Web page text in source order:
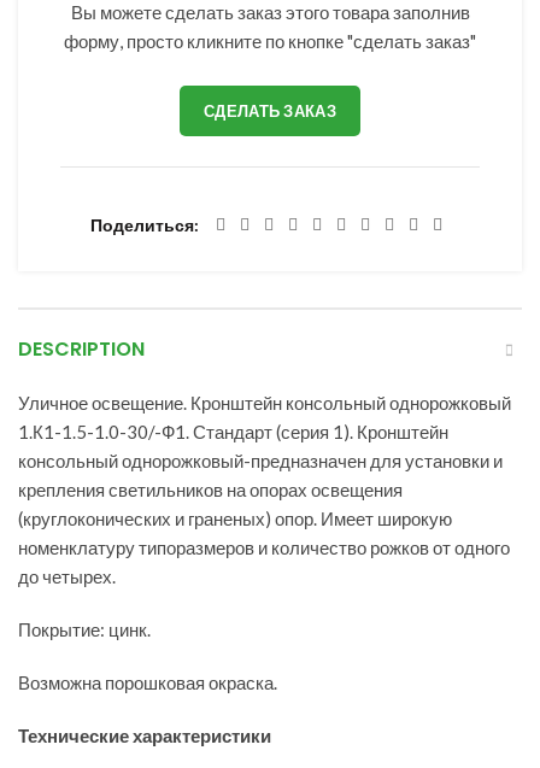
Вы можете сделать заказ этого товара заполнив
форму, просто кликните по кнопке "сделать заказ"
СДЕЛАТЬ ЗАКАЗ
Поделиться
DESCRIPTION
Уличное освещение. Кронштейн консольный однорожковый
1.К1-1.5-1.0-30/-Ф1. Стандарт (серия 1). Кронштейн
консольный однорожковый-предназначен для установки и
крепления светильников на опорах освещения
(круглоконических и граненых) опор. Имеет широкую
номенклатуру типоразмеров и количество рожков от одного
до четырех.
Покрытие: цинк.
Возможна порошковая окраска.
Технические характеристики